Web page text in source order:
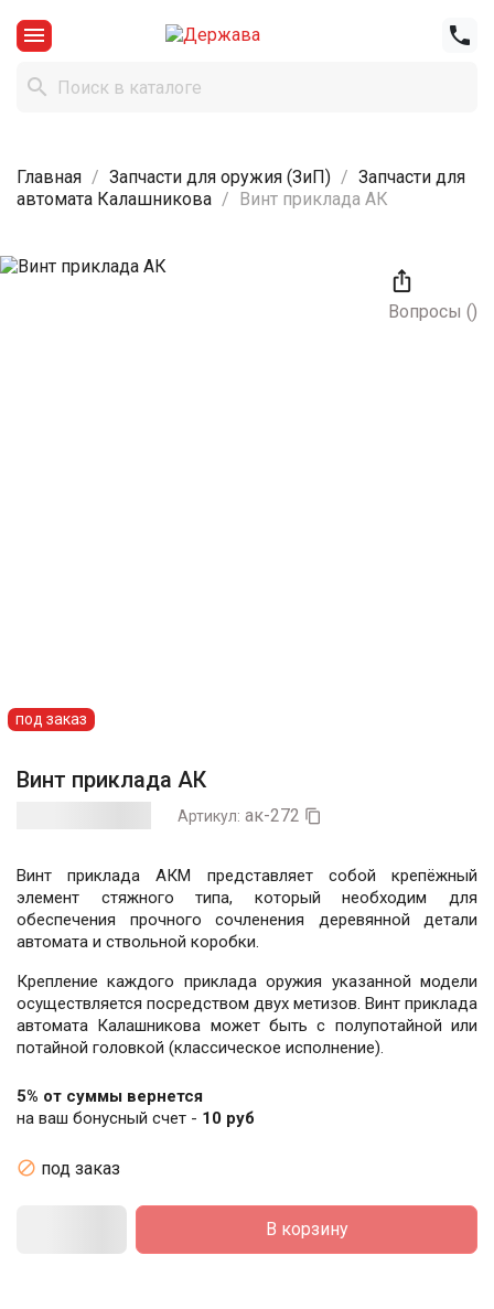



Главная Запчасти для оружия (ЗиП)
Запчасти для
автомата Калашникова
Винт приклада АК

Вопросы ()
под заказ
Винт приклада АК
Артикул: ак-272 
Винт приклада АКМ представляет собой крепёжный
элемент стяжного типа, который необходим для
обеспечения прочного сочленения деревянной детали
автомата и ствольной коробки.
Крепление каждого приклада оружия указанной модели
осуществляется посредством двух метизов. Винт приклада
автомата Калашникова может быть с полупотайной или
потайной головкой (классическое исполнение).
5% от суммы вернется
на ваш бонусный счет - 10 руб
 под заказ
В корзину